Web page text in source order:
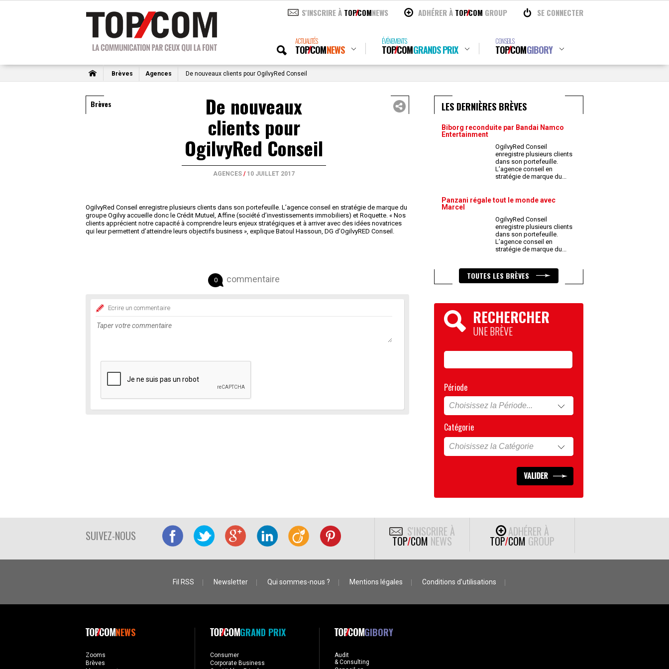
S'INSCRIRE À TOPCOMNEWS ADHÉRER À TOPCOM GROUP SE CONNECTER
ACTUALITÉS
TOPCOMNEWS
ÉVÉNEMENTS
TOPCOMGRANDS PRIX
CONSEILS
TOPCOMGIBORY
Brèves Agences De nouveaux clients pour OgilvyRed Conseil
Brèves De nouveaux
clients pour
OgilvyRed Conseil
AGENCES / 10 JUILLET 2017
OgilvyRed Conseil enregistre plusieurs clients dans son portefeuille. L’agence conseil en stratégie de marque du
groupe Ogilvy accueille donc le Crédit Mutuel, Affine (société d’investissements immobiliers) et Roquette. « Nos
clients apprécient notre capacité à comprendre leurs enjeux stratégiques et à arriver avec des idées novatrices
qui leur permettent d’atteindre leurs objectifs business », explique Batoul Hassoun, DG d’OgilvyRED Conseil.
0 commentaire
Ecrire un commentaire
LES DERNIÈRES BRÈVES
Biborg reconduite par Bandai Namco
Entertainment
OgilvyRed Conseil
enregistre plusieurs clients
dans son portefeuille.
L’agence conseil en
stratégie de marque du...
Panzani régale tout le monde avec
Marcel
OgilvyRed Conseil
enregistre plusieurs clients
dans son portefeuille.
L’agence conseil en
stratégie de marque du...
TOUTES LES BRÈVES
RECHERCHER
UNE BRÈVE
Période
Catégorie
SUIVEZ-NOUS S'INSCRIRE À
TOP/COM NEWS
ADHÉRER À
TOP/COM GROUP
Fil RSS Newsletter Qui sommes-nous ? Mentions légales Conditions d’utilisations
NEWS
Zooms
Brèves
GRAND PRIX
Consumer
Corporate Business
GIBORY
Audit
& Consulting